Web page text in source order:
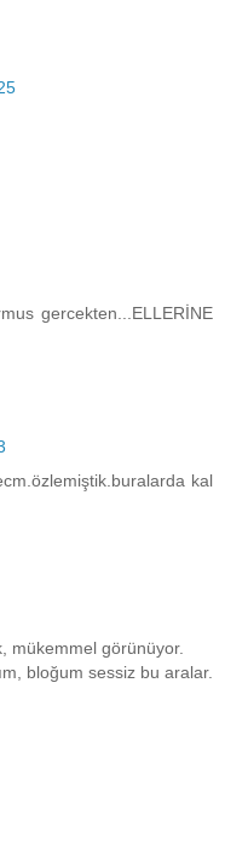
gercekten...ELLERİNE
kal
mükemmel görünüyor.
bloğum sessiz bu aralar.